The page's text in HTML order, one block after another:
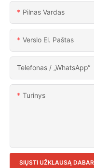
Pilnas Vardas
Verslo El. Paštas
Telefonas / „WhatsApp“
Turinys
SIŲSTI UŽKLAUSĄ DABAR